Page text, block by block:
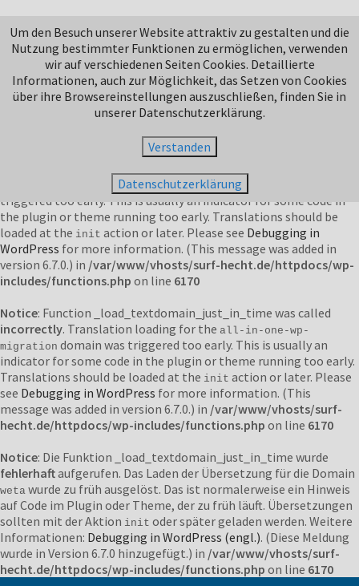
Notice : Function _load_textdomain_just_in_time was called
incorrectly. Translation loading for the jetpackdomain was
triggered too early. This is usually an indicator for some code in
the plugin or theme running too early. Translations should be
loaded at the init action or later. Please seeDebugging in
WordPressfor more information. (This message was added in
/var/www/vhosts/surf-hecht.de/httpdocs/wp-
on line6170
. Translation loading for theduplicator
triggered too early. This is usually an indicator for some code in
the plugin or theme running too early. Translations should be
loaded at the init action or later. Please see Debugging in
WordPress for more information. (This message was added in
version 6.7.0.) in /var/www/vhosts/surf-hecht.de/httpdocs/wp-
includes/functions.php on line 6170
Notice: Function _load_textdomain_just_in_time was called
incorrectly. Translation loading for the all-in-one-wp-
migration domain was triggered too early. This is usually an
indicator for some code in the plugin or theme running too early.
Translations should be loaded at the init action or later. Please
see Debugging in WordPress for more information. (This
message was added in version 6.7.0.) in /var/www/vhosts/surf-
hecht.de/httpdocs/wp-includes/functions.php on line 6170
Notice: Die Funktion _load_textdomain_just_in_time wurde
fehlerhaftaufgerufen. Das Laden der Übersetzung für die Domain
weta wurde zu früh ausgelöst. Das ist normalerweise ein Hinweis
auf Code im Plugin oder Theme, der zu früh läuft. Übersetzungen
sollten mit der Aktion init oder später geladen werden. Weitere
Informationen: Debugging in WordPress (engl.). (Diese Meldung
wurde in Version 6.7.0 hinzugefügt.) in /var/www/vhosts/surf-
hecht.de/httpdocs/wp-includes/functions.php on line 6170
Um den Besuch unserer Website attraktiv zu gestalten und die
Nutzung bestimmter Funktionen zu ermöglichen, verwenden
wir auf verschiedenen Seiten Cookies. Detaillierte
Informationen, auch zur Möglichkeit, das Setzen von Cookies
über ihre Browsereinstellungen auszuschließen, finden Sie in
unserer Datenschutzerklärung.
Verstanden
Datenschutzerklärung